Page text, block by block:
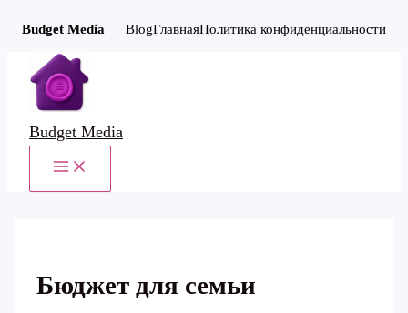
Budget Media BlogГлавнаяПолитика конфиденциальности
Перейти
содержимому
Budget Media
MAIN
Бюджет для семьи